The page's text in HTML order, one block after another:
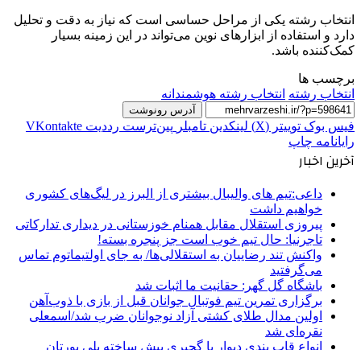
انتخاب رشته یکی از مراحل حساسی است که نیاز به دقت و تحلیل
دارد و استفاده از ابزارهای نوین می‌تواند در این زمینه بسیار
کمک‌کننده باشد.
برچسب ها
انتخاب رشته انتخاب رشته هوشمندانه
آدرس رونوشت
فیس بوک توییتر (X) لینکدین ‫تامبلر ‫پین‌ترست ‫رددیت ‫VKontakte
رایانامه چاپ
آخرین اخبار
داعی:تیم های والیبال بیشتری از البرز در لیگ‌های کشوری
خواهیم داشت
پیروزی استقلال مقابل همنام خوزستانی در دیداری تدارکاتی
تاجرنیا: حال تیم خوب است جز پنجره بسته!
واکنش تند رضاییان به استقلالی‌ها/ به جای اولتیماتوم تماس
می‌گرفتید
باشگاه گل گهر: حقانیت ما اثبات شد
برگزاری تمرین تیم فوتبال جوانان قبل از بازی با ذوب‌آهن
اولین مدال طلای کشتی آزاد نوجوانان ضرب شد/اسمعلی
نقره‌ای شد
انواع قاب بندی دیوار با گچبری پیش ساخته پلی یورتان